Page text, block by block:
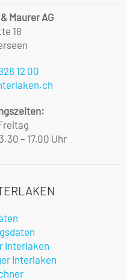
Maurer AG
18
12 00
– 17.00 Uhr
Interlaken
Interlaken